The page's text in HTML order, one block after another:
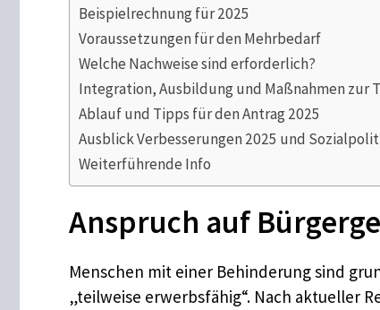
Beispielrechnung für 2025
Voraussetzungen für den Mehrbedarf
Welche Nachweise sind erforderlich?
Integration, Ausbildung und Maßnahmen zur
Ablauf und Tipps für den Antrag 2025
Ausblick Verbesserungen 2025 und
Weiterführende Info
Anspruch auf
Menschen mit einer Behinderung sind
„teilweise erwerbsfähig“. Nach aktueller